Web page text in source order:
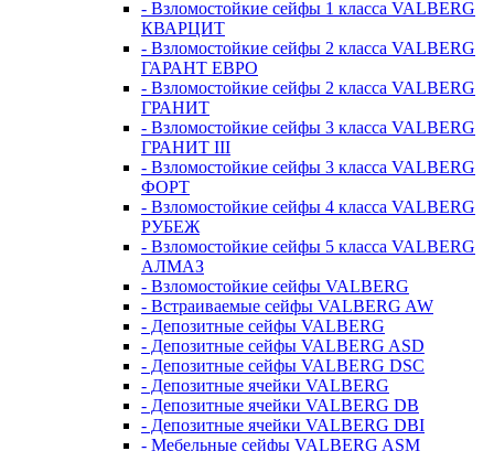
- Взломостойкие сейфы 1 класса VALBERG
КВАРЦИТ
- Взломостойкие сейфы 2 класса VALBERG
ГАРАНТ ЕВРО
- Взломостойкие сейфы 2 класса VALBERG
ГРАНИТ
- Взломостойкие сейфы 3 класса VALBERG
ГРАНИТ III
- Взломостойкие сейфы 3 класса VALBERG
ФОРТ
- Взломостойкие сейфы 4 класса VALBERG
РУБЕЖ
- Взломостойкие сейфы 5 класса VALBERG
АЛМАЗ
- Взломостойкие сейфы VALBERG
- Встраиваемые сейфы VALBERG AW
- Депозитные сейфы VALBERG
- Депозитные сейфы VALBERG ASD
- Депозитные сейфы VALBERG DSC
- Депозитные ячейки VALBERG
- Депозитные ячейки VALBERG DB
- Депозитные ячейки VALBERG DBI
- Мебельные сейфы VALBERG ASM